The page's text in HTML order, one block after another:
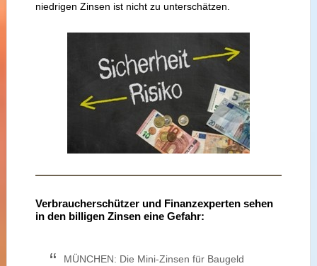
niedrigen Zinsen ist nicht zu unterschätzen.
Verbraucherschützer und Finanzexperten sehen
in den billigen Zinsen eine Gefahr:
MÜNCHEN: Die Mini-Zinsen für Baugeld